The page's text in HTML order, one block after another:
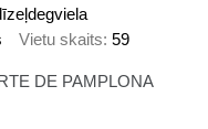
Vietu skaits 59
DE PAMPLONA